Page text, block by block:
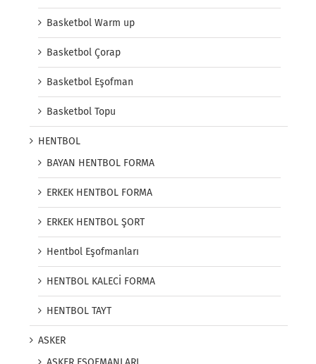
Basketbol Warm up
Basketbol Çorap
Basketbol Eşofman
Basketbol Topu
HENTBOL
BAYAN HENTBOL FORMA
ERKEK HENTBOL FORMA
ERKEK HENTBOL ŞORT
Hentbol Eşofmanları
HENTBOL KALECİ FORMA
HENTBOL TAYT
ASKER